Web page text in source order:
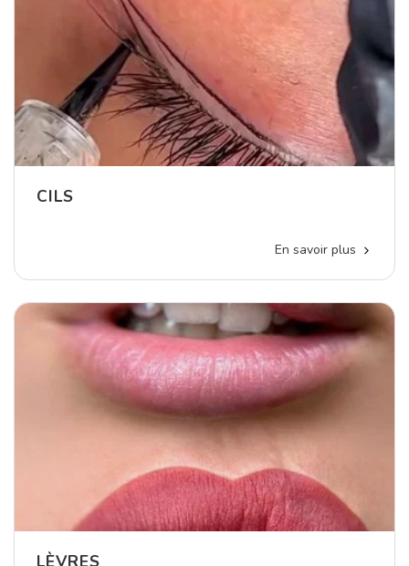
CILS
En savoir plus
LÈVRES